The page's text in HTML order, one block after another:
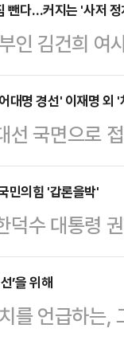
발해 정부와
치권에 따
윤(친윤석열)
것을 '월권'
표직무대행
…
뺀다…커지는 '사저
인 김건희 여
사저로 이동
측이 나온다
민의힘 의원
대통령은 파
위원장과 권
5일엔 나
대명 경선' 이재명 외
선 국면으로
화·민주주의
비전을 내걸
(비이재명)
들어간 인사
안으로 민
에 따르면 이
민의힘 '갑론을박'
덕수 대통령
이 나오고 있
이 이재명 더
과, 대선을
’을 위해
를 언급하는,